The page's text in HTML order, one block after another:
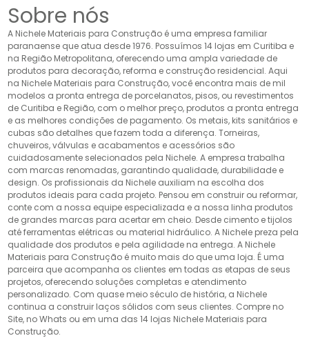
Sobre nós
A Nichele Materiais para Construção é uma empresa familiar
paranaense que atua desde 1976. Possuímos 14 lojas em Curitiba e
na Região Metropolitana, oferecendo uma ampla variedade de
produtos para decoração, reforma e construção residencial. Aqui
na Nichele Materiais para Construção, você encontra mais de mil
modelos a pronta entrega de porcelanatos, pisos, ou revestimentos
de Curitiba e Região, com o melhor preço, produtos a pronta entrega
e as melhores condições de pagamento. Os metais, kits sanitários e
cubas são detalhes que fazem toda a diferença. Torneiras,
chuveiros, válvulas e acabamentos e acessórios são
cuidadosamente selecionados pela Nichele. A empresa trabalha
com marcas renomadas, garantindo qualidade, durabilidade e
design. Os profissionais da Nichele auxiliam na escolha dos
produtos ideais para cada projeto. Pensou em construir ou reformar,
conte com a nossa equipe especializada e a nossa linha produtos
de grandes marcas para acertar em cheio. Desde cimento e tijolos
até ferramentas elétricas ou material hidráulico. A Nichele preza pela
qualidade dos produtos e pela agilidade na entrega. A Nichele
Materiais para Construção é muito mais do que uma loja. É uma
parceira que acompanha os clientes em todas as etapas de seus
projetos, oferecendo soluções completas e atendimento
personalizado. Com quase meio século de história, a Nichele
continua a construir laços sólidos com seus clientes. Compre no
Site, no Whats ou em uma das 14 lojas Nichele Materiais para
Construção.